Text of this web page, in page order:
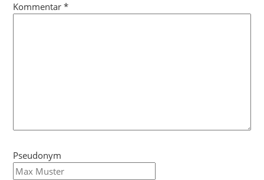
Kommentar*
Pseudonym